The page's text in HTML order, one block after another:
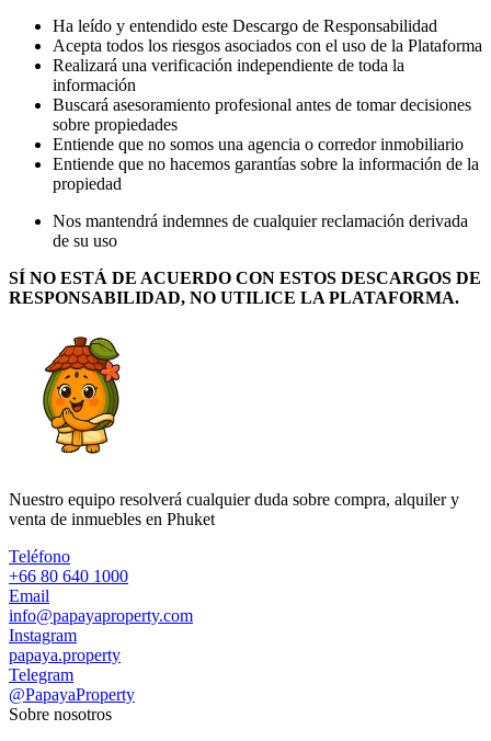
Ha leído y entendido este Descargo de Responsabilidad
Acepta todos los riesgos asociados con el uso de la Plataforma
Realizará una verificación independiente de toda la
información
Buscará asesoramiento profesional antes de tomar decisiones
sobre propiedades
Entiende que no somos una agencia o corredor inmobiliario
Entiende que no hacemos garantías sobre la información de la
propiedad
Nos mantendrá indemnes de cualquier reclamación derivada
de su uso
SÍ NO ESTÁ DE ACUERDO CON ESTOS DESCARGOS DE
RESPONSABILIDAD, NO UTILICE LA PLATAFORMA.
Nuestro equipo resolverá cualquier duda sobre compra, alquiler y
venta de inmuebles en Phuket
Teléfono
+66 80 640 1000
Email
info@papayaproperty.com
Instagram
papaya.property
Telegram
@PapayaProperty
Sobre nosotros